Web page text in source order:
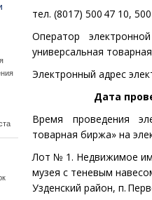
тел. (8017) 500 47 10,
Оператор
универсальная
Электронный адрес
Дата
Время проведения
товарная биржа» на
Лот № 1. Недвижимое
музея с теневым
Узденский район, п.